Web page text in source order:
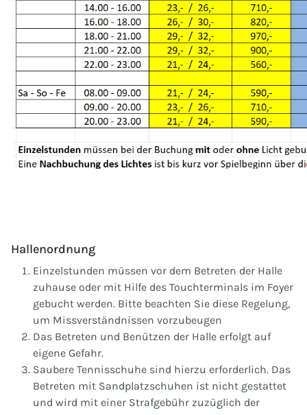
Hallenordnung
Einzelstunden müssen vor dem Betreten der Halle
zuhause oder mit Hilfe des Touchterminals im Foyer
gebucht werden. Bitte beachten Sie diese Regelung,
um Missverständnissen vorzubeugen
Das Betreten und Benützen der Halle erfolgt auf
eigene Gefahr.
Saubere Tennisschuhe sind hierzu erforderlich. Das
Betreten mit Sandplatzschuhen ist nicht gestattet
und wird mit einer Strafgebühr zuzüglich der